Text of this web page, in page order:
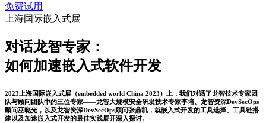
免费试用
上海国际嵌入式展
对话龙智专家：
如何加速嵌入式软件开发
2023上海国际嵌入式展（embedded world China 2023）上，我们对话了龙智技术专家团
队与顾问团队中的三位专家——龙智大规模安全研发技术专家李培、龙智资深DevSecOps
顾问巫晓光，以及龙智资深DevSecOps顾问张鼎凯，就嵌入式开发的工具选择、工具链搭
建以及加速嵌入式开发的最佳实践展开深入探讨。